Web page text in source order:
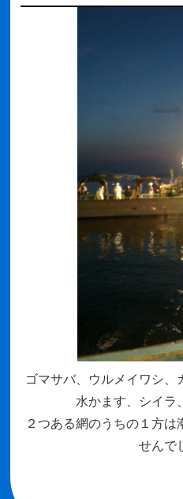
ゴマサバ、ウルメイワシ、
水かます、シイラ
２つある網のうちの１方は
せんで